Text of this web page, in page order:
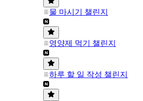
물 마시기 챌린지
영양제 먹기 챌린지
하루 할 일 작성 챌린지